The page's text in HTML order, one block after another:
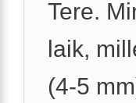
Tere.
laik,
(4-5